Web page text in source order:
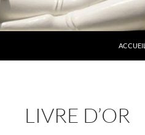
ACCUEIL
LIVRE D’OR